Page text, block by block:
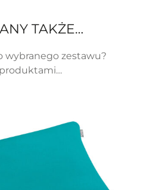
TAKŻE…
wybranego zestawu?